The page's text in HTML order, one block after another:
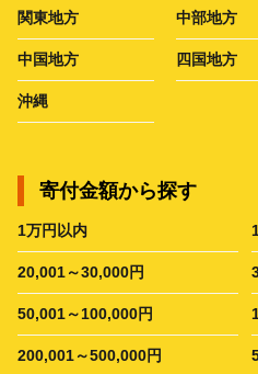
関東地方 中部地方
中国地方 四国地方
沖縄
寄付金額から探す
1万円以内
20,001～30,000円
50,001～100,000円
200,001～500,000円